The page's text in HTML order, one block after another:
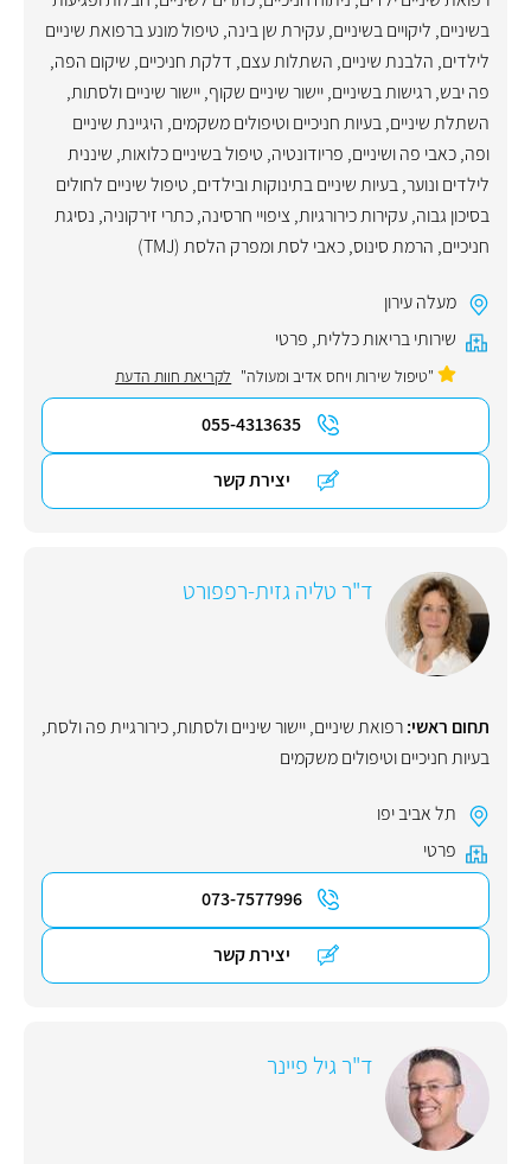
בשיניים, ליקויים בשיניים,עקירת שן בינה, טיפול מונע ברפואת שיניים
לילדים, הלבנת שיניים, השתלות עצם, דלקת חניכיים, שיקום הפה,
פה יבש,רגישות בשיניים,יישור שיניים שקוף,יישור שיניים ולסתות,
השתלת שיניים,בעיות חניכיים וטיפולים משקמים, היגיינת שיניים
ופה,כאבי פה ושיניים, פריודונטיה, טיפול בשיניים כלואות, שיננית
לילדים ונוער,בעיות שיניים בתינוקות ובילדים, טיפול שיניים לחולים
בסיכון גבוה,עקירות כירורגיות, ציפויי חרסינה,כתרי זירקוניה, נסיגת
חניכיים, הרמת סינוס,כאבי לסת ומפרק הלסת (TMJ)
מעלה עירון
שירותי בריאות כללית, פרטי
"טיפול שירות ויחס אדיב ומעולה" לקריאת חוות הדעת
055-4313635
יצירת קשר
ד"ר טליה גזית-רפפורט
תחום ראשי:רפואת שיניים,יישור שיניים ולסתות,כירורגיית פה ולסת,
בעיות חניכיים וטיפולים משקמים
תל אביב יפו
פרטי
073-7577996
יצירת קשר
ד"ר גיל פיינר